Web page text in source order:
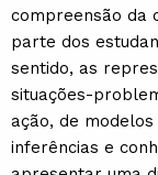
compreensão da
parte dos
sentido, as
situações-
ação, de
inferências e